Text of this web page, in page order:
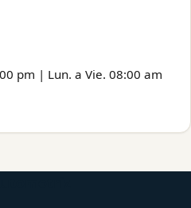
pm | Lun. a Vie. 08:00 am